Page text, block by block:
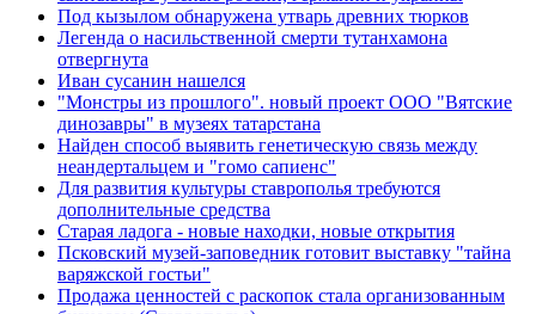
Под кызылом обнаружена утварь древних тюрков
Легенда о насильственной смерти тутанхамона
отвергнута
Иван сусанин нашелся
"Монстры из прошлого". новый проект ООО "Вятские
динозавры" в музеях татарстана
Найден способ выявить генетическую связь между
неандертальцем и "гомо сапиенс"
Для развития культуры ставрополья требуются
дополнительные средства
Старая ладога - новые находки, новые открытия
Псковский музей-заповедник готовит выставку "тайна
варяжской гостьи"
Продажа ценностей с раскопок стала организованным